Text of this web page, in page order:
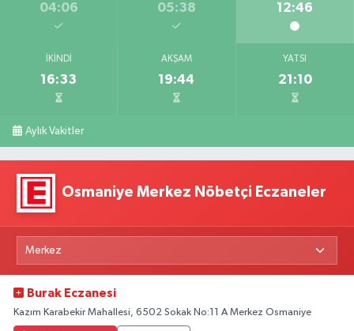
04:06 05:38 12:46
İKINDI
16:33
AKŞAM
19:44
YATSI
21:10
Aylık Vakitler
Osmaniye Merkez Nöbetçi Eczaneler
Burak Eczanesi
Kazım Karabekir Mahallesi, 6502 Sokak No:11 A Merkez Osmaniye